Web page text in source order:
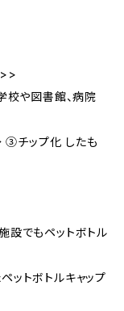
校や図書館、病院
チップ化 したも
設でもペットボトル
ットボトルキャップ